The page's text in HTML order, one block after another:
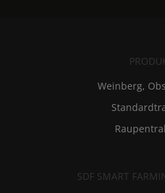
Weinberg,
SDF SMART